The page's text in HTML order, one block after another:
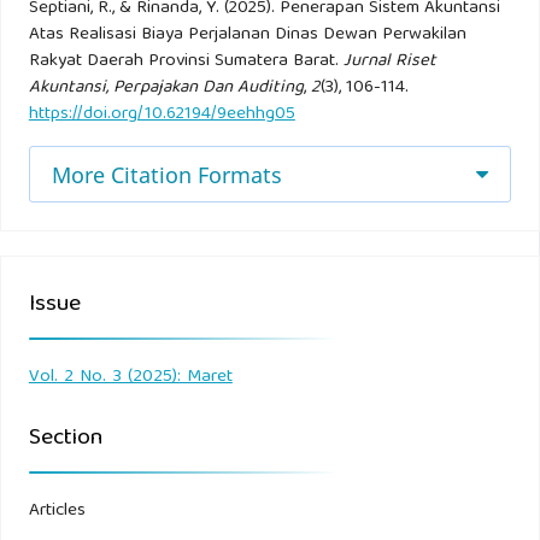
Lestari anakusuma Evi dan Endang Sri, (2018) “ Rancang
bangun sistem Informasi surat perjalanan dinas pada
sekretariat daerah berbasi web”.
Mulyadi, (2016) “ sistem akuntansi perjalanan dinas”. Jakarta:
salemba empat.
Mulyadi, (2016) “ Unsur Pengendalian Internal pengeluaran
kas”. Jakarta: salemba empat.
Qotrunada R (2016) “ Fungsi yang terkait atas biaya
perjalanan dinas” tanggerang banten.
Septiani, R., & Rinanda, Y. (2025). Penerapan Sistem Akuntansi
Atas Realisasi Biaya Perjalanan Dinas Dewan Perwakilan
Rakyat Daerah Provinsi Sumatera Barat.Jurnal Riset
Akuntansi, Perpajakan Dan Auditing,2(3), 106-114.
https://doi.org/10.62194/9eehhg05
More Citation Formats
Issue
Vol. 2 No. 3 (2025): Maret
Section
Articles